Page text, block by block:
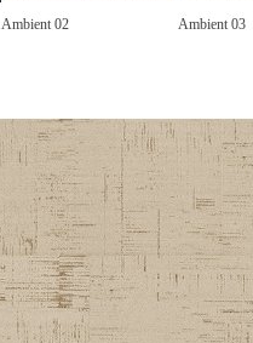
Ambient 02 Ambient 03